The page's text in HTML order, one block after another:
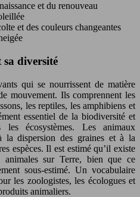
et du renouveau
et des couleurs changeantes
diversité
qui se nourrissent de matière
mouvement. Ils comprennent les
les reptiles, les amphibiens et
essentiel de la biodiversité et
écosystèmes. Les animaux
la dispersion des graines et à la
espèces. Il est estimé qu’il existe
animales sur Terre, bien que ce
sous-estimé. Un vocabulaire
les zoologistes, les écologues et
animaliers.